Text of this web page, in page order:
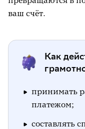
ваш счёт.
Как
принимать
платежом;
составлять